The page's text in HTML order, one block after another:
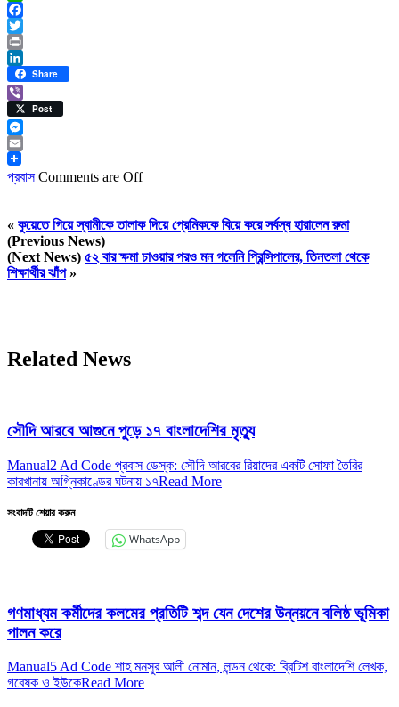
WhatsApp
Facebook
Twitter
Print
LinkedIn
Share
ViberPost
Messenger
Email
প্রবাস Comments are Off
« কুয়েতে গিয়ে স্বামীকে তালাক দিয়ে প্রেমিককে বিয়ে করে সর্বস্ব হারালেন রুমা
(Previous News)
(Next News) ৫২ বার ক্ষমা চাওয়ার পরও মন গলেনি প্রিন্সিপালের, তিনতলা থেকে
শিক্ষার্থীর ঝাঁপ»
Related News
সৌদি আরবে আগুনে পুড়ে ১৭ বাংলাদেশির মৃত্যু
Manual2 Ad Code প্রবাস ডেস্ক: সৌদি আরবের রিয়াদের একটি সোফা তৈরির
কারখানায় অগ্নিকাণ্ডের ঘটনায় ১৭Read More
সংবাদটি শেয়ার করুন
WhatsApp
গণমাধ্যম কর্মীদের কলমের প্রতিটি শব্দ যেন দেশের উন্নয়নে বলিষ্ঠ ভূমিকা
পালন করে
Manual5 Ad Code শাহ মনসুর আলী নোমান, লন্ডন থেকে: ব্রিটিশ বাংলাদেশি লেখক,
গবেষক ও ইউকেRead More